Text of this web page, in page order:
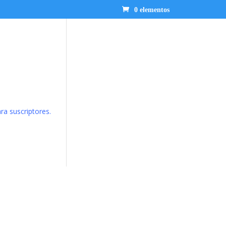
0 elementos
suscriptores.